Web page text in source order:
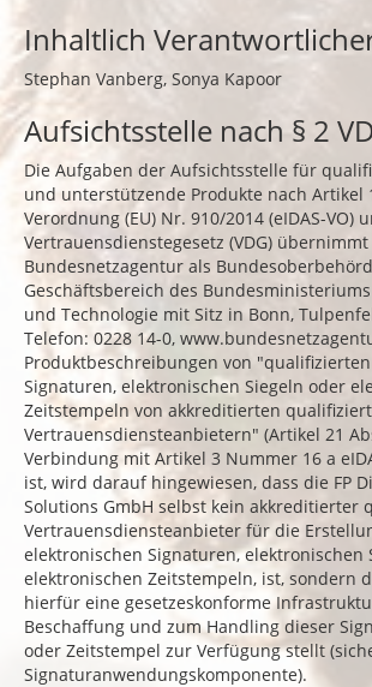
Inhaltlich
Stephan Vanberg, Sonya Kapoor
Aufsichtsstelle nach § 2
Die Aufgaben der Aufsichtsstelle für
und unterstützende Produkte nach Artikel
Verordnung (EU) Nr. 910/2014 (eIDAS-VO)
Vertrauensdienstegesetz (VDG)
Bundesnetzagentur als
Geschäftsbereich des
und Technologie mit Sitz in Bonn,
Telefon: 0228 14-0,
Produktbeschreibungen von
Signaturen, elektronischen Siegeln oder
Zeitstempeln von akkreditierten
Vertrauensdiensteanbietern" (Artikel 21
Verbindung mit Artikel 3 Nummer 16 a
ist, wird darauf hingewiesen, dass die FP
Solutions GmbH selbst kein akkreditierter
Vertrauensdiensteanbieter für die
elektronischen Signaturen, elektronischen
elektronischen Zeitstempeln, ist, sondern
hierfür eine gesetzeskonforme
Beschaffung und zum Handling dieser
oder Zeitstempel zur Verfügung stellt
Signaturanwendungskomponente).